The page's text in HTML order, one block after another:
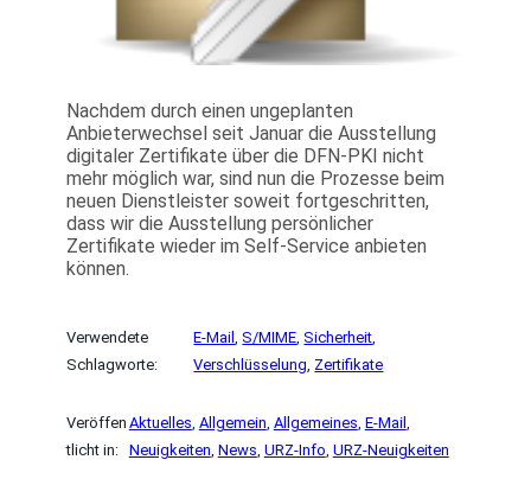
Nachdem durch einen ungeplanten
Anbieterwechsel seit Januar die Ausstellung
digitaler Zertifikate über die DFN-PKI nicht
mehr möglich war, sind nun die Prozesse beim
neuen Dienstleister soweit fortgeschritten,
dass wir die Ausstellung persönlicher
Zertifikate wieder im Self-Service anbieten
können.
Verwendete
Schlagworte:
E-Mail, S/MIME, Sicherheit
Verschlüsselung, Zertifikate
Veröffen
tlicht in:
Aktuelles, Allgemein, Allgemeines, E-Mail
Neuigkeiten, News, URZ-Info, URZ-Neuigkeiten